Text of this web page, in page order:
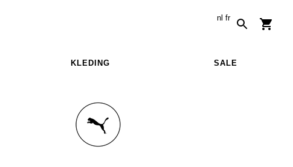
nl fr
KLEDING SALE